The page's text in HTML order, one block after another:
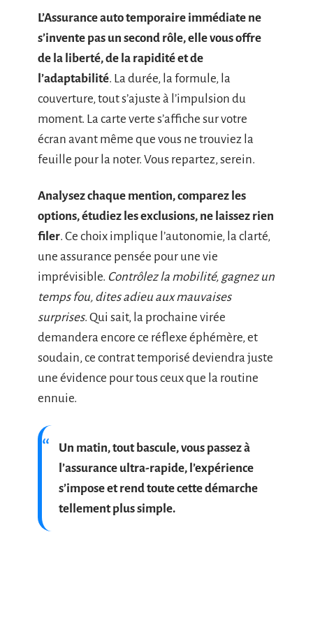
L’Assurance auto temporaire immédiate ne
s’invente pas un second rôle, elle vous offre
de la liberté, de la rapidité et de
l’adaptabilité. La durée, la formule, la
couverture, tout s’ajuste à l’impulsion du
moment. La carte verte s’affiche sur votre
écran avant même que vous ne trouviez la
feuille pour la noter. Vous repartez, serein.
Analysez chaque mention, comparez les
options, étudiez les exclusions, ne laissez rien
filer. Ce choix implique l’autonomie, la clarté,
une assurance pensée pour une vie
imprévisible. Contrôlez la mobilité, gagnez un
temps fou, dites adieu aux mauvaises
surprises. Qui sait, la prochaine virée
demandera encore ce réflexe éphémère, et
soudain, ce contrat temporisé deviendra juste
une évidence pour tous ceux que la routine
ennuie.
Un matin, tout bascule, vous passez à
l’assurance ultra-rapide, l’expérience
s’impose et rend toute cette démarche
tellement plus simple.